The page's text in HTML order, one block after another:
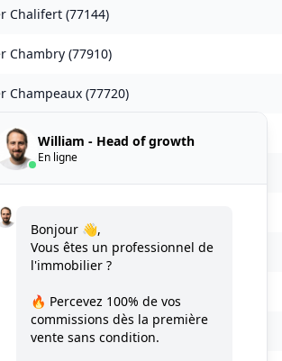
Chalifert (77144)
Chambry (77910)
Champeaux (77720)
Chanteloup-en-Brie 77600
La Chapelle-Rablais
Les Chapelles-Bourbon
Charmentray (77410)
Charny
Chessy(77700
William - Head of growth
En ligne
Bonjour 👋,
Vous êtes un professionnel de
l'immobilier ?
🔥 Percevez 100% de vos
commissions dès la première
vente sans condition.